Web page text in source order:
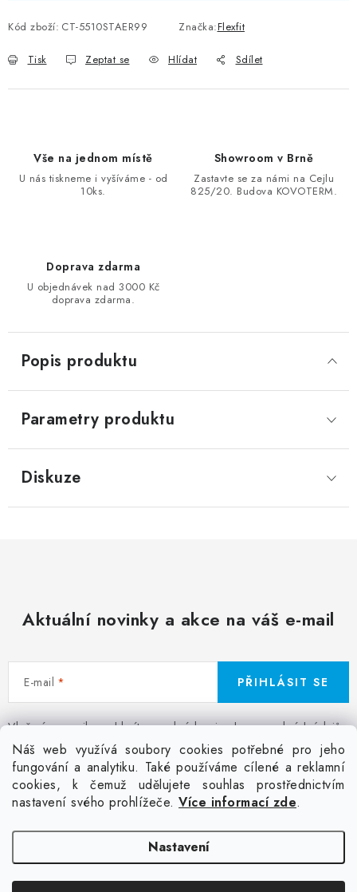
Náš web využívá soubory cookies potřebné pro jeho
fungování a analytiku. Také používáme cílené a reklamní
cookies, k čemuž udělujete souhlas prostřednictvím
nastavení svého prohlížeče. Více informací zde.
Nastavení
Kód zboží: CT-5510STAER99 Značka:Flexfit
Tisk Zeptat se Hlídat Sdílet
Vše na jednom místě
U nás tiskneme i vyšíváme - od
10ks.
Showroom v Brně
Zastavte se za námi na Cejlu
825/20. Budova KOVOTERM.
Doprava zdarma
U objednávek nad 3000 Kč
doprava zdarma.
Popis produktu
Parametry produktu
Diskuze
Aktuální novinky a akce na váš e-mail
E-mail
Vložením e-mailu souhlasíte spodmínkami ochrany osobních údajů
PŘIHLÁSIT SE
Facebook Kontakt Jak nakupovat
Poptávka potisku textilu
Akce a slevy GDPR + cookies Obchodní podmínky
Doprava
Copyright 2026Colordot.cz. Všechna práva vyhrazena.Upravit nastavení